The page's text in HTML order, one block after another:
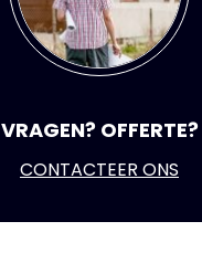
VRAGEN? OFFERTE?
CONTACTEER ONS